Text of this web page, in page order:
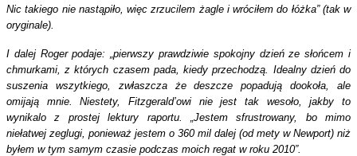
Nic takiego nie nastąpiło, więc zrzucilem żagle i wróciłem do łóżka” (tak w
oryginale).
I dalej Roger podaje: „pierwszy prawdziwie spokojny dzień ze słońcem i
chmurkami, z których czasem pada, kiedy przechodzą. Idealny dzień do
suszenia wszytkiego, zwłaszcza że deszcze popadują dookoła, ale
omijają mnie. Niestety, Fitzgerald’owi nie jest tak wesoło, jakby to
wynikalo z prostej lektury raportu. „Jestem sfrustrowany, bo mimo
niełatwej zeglugi, ponieważ jestem o 360 mil dalej (od mety w Newport) niż
byłem w tym samym czasie podczas moich regat w roku 2010”.